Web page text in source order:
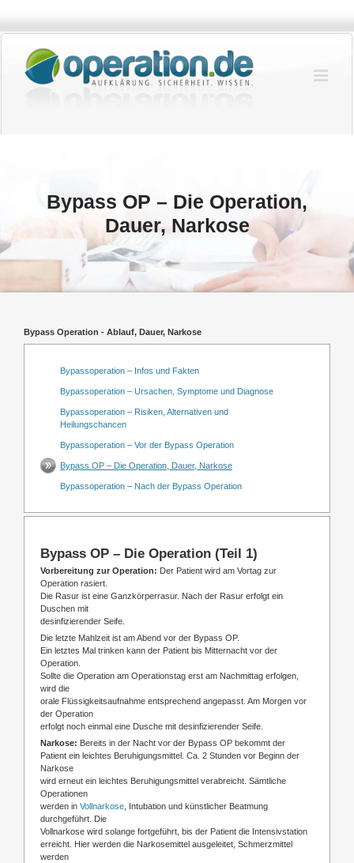
springen
Bypass OP – Die Operation,
Dauer, Narkose
Bypass Operation - Ablauf, Dauer, Narkose
Bypassoperation – Infos und Fakten
Bypassoperation – Ursachen, Symptome und Diagnose
Bypassoperation – Risiken, Alternativen und
Heilungschancen
Bypassoperation – Vor der Bypass Operation
Bypass OP – Die Operation, Dauer, Narkose
Bypassoperation – Nach der Bypass Operation
Bypass OP – Die Operation (Teil 1)
Vorbereitung zur Operation: Der Patient wird am Vortag zur
Operation rasiert.
Die Rasur ist eine Ganzkörperrasur. Nach der Rasur erfolgt ein
Duschen mit
desinfizierender Seife.
Die letzte Mahlzeit ist am Abend vor der Bypass OP.
Ein letztes Mal trinken kann der Patient bis Mitternacht vor der
Operation.
Sollte die Operation am Operationstag erst am Nachmittag erfolgen,
wird die
orale Flüssigkeitsaufnahme entsprechend angepasst. Am Morgen vor
der Operation
erfolgt noch einmal eine Dusche mit desinfizierender Seife.
Narkose: Bereits in der Nacht vor der Bypass OP bekommt der
Patient ein leichtes Beruhigungsmittel. Ca. 2 Stunden vor Beginn der
Narkose
wird erneut ein leichtes Beruhigungsmittel verabreicht. Sämtliche
Operationen
werden in Vollnarkose , Intubation und künstlicher Beatmung
durchgeführt. Die
Vollnarkose wird solange fortgeführt, bis der Patient die Intensivstation
erreicht. Hier werden die Narkosemittel ausgeleitet, Schmerzmittel
werden